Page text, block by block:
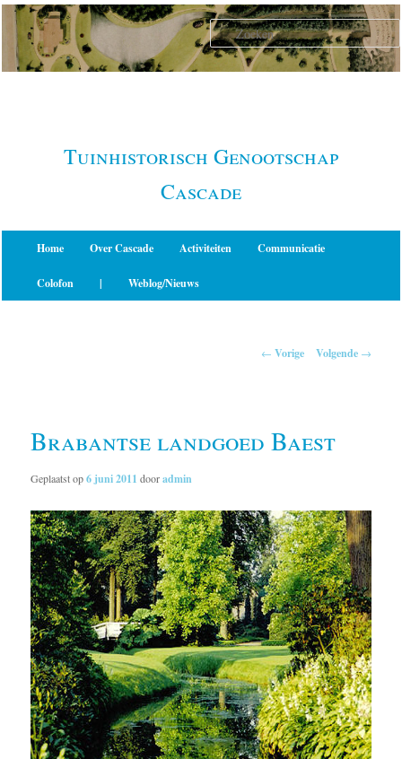
Spring
naar
primaire
Tuinhistorisch Genootschap
Cascade
Home Over Cascade Activiteiten Communicatie
Colofon | Weblog/Nieuws
← Vorige Volgende →
Brabantse landgoed Baest
Geplaatst op6 juni 2011 dooradmin